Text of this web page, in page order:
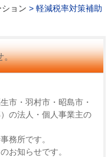
ョン > 軽減税率対策補助
。
市・羽村市・昭島市・
の法人・個人事業主の
務所です。
お知らせです。